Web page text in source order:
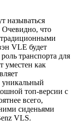
называться
Очевидно, что
традиционными
VLE будет
транспорта для
уместен как
уникальный
топ-версии с
всего,
сиденьями
VLS.